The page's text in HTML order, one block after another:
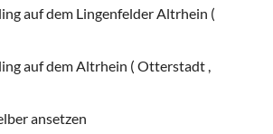
auf dem Lingenfelder Altrhein (
auf dem Altrhein ( Otterstadt ,
ansetzen